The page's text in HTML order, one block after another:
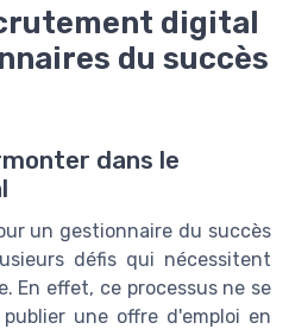
digital
du succès
dans le
un gestionnaire du succès
défis qui nécessitent
En effet, ce processus ne se
une offre d'emploi en